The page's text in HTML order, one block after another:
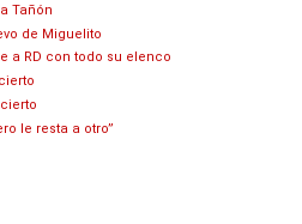
Tañón
de Miguelito
a RD con todo su elenco
le resta a otro”